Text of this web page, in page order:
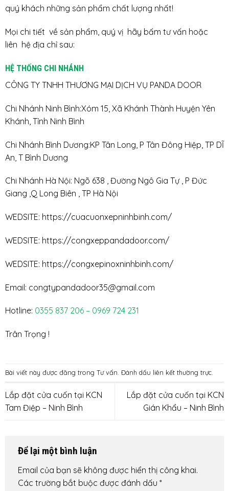
quý khách những sản phẩm chất lượng nhất!
Mọi chi tiết về sản phẩm, quý vị hãy bấm tư vấn hoặc
liên hệ địa chỉ sau:
HỆ THỐNG CHI NHÁNH
CÔNG TY TNHH THƯƠNG MẠI DỊCH VỤ PANDA DOOR
Chi Nhánh Ninh Bình:Xóm 15, Xã Khánh Thành Huyện Yên
Khánh, Tỉnh Ninh Bình
Chi Nhánh Bình Dương:KP Tân Long, P Tân Đông Hiệp, TP DĨ
An, T Bình Dương
Chi Nhánh Hà Nội: Ngõ 638 , Đường Ngô Gia Tự , P Đức
Giang ,Q Long Biên , TP Hà Nội
WEDSITE: https://cuacuonxepninhbinh.com/
WEDSITE: https://congxeppandadoor.com/
WEDSITE: https://congxepinoxninhbinh.com/
Email: congtypandadoor35@gmail.com
Hotline: 0355 837 206 – 0969 724 231
Trân Trọng !
Bài viết này được đăng trong Tư vấn. Đánh dấu liên kết thường trực.
Lắp đặt cửa cuốn tại KCN
Tam Điệp – Ninh Bình
Lắp đặt cửa cuốn tại KCN
Gián Khẩu – Ninh Bình
Để lại một bình luận
Email của bạn sẽ không được hiển thị công khai.
Các trường bắt buộc được đánh dấu *